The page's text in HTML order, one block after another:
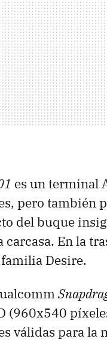
es un terminal
pero también
del buque
En la
Desire.
(960x540
válidas para la